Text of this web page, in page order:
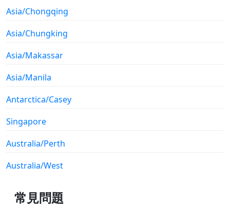
Asia/Chongqing
Asia/Chungking
Asia/Makassar
Asia/Manila
Antarctica/Casey
Singapore
Australia/Perth
Australia/West
常見問題